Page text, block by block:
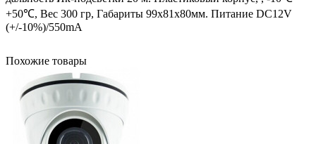
+50℃, Вес 300 гр, Габариты 99х81х80мм. Питание DC12V
(+/-10%)/550mA
Похожие товары